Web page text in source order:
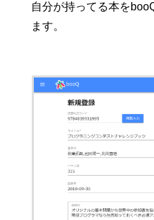
自分が持ってる本を
ます。